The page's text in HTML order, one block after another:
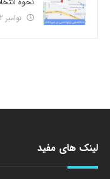
نوامبر 2, 2024
لینک های مفید